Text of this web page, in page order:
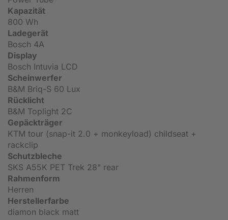
Kapazität
800 Wh
Ladegerät
Bosch 4A
Display
Bosch Intuvia LCD
Scheinwerfer
B&M Briq-S 60 Lux
Rücklicht
B&M Toplight 2C
Gepäckträger
KTM tour (snap-it 2.0 + monkeyload) childseat +
rackclip
Schutzbleche
SKS A55K PET Trek 28" rear
Rahmenform
Herren
Herstellerfarbe
diamon black matt